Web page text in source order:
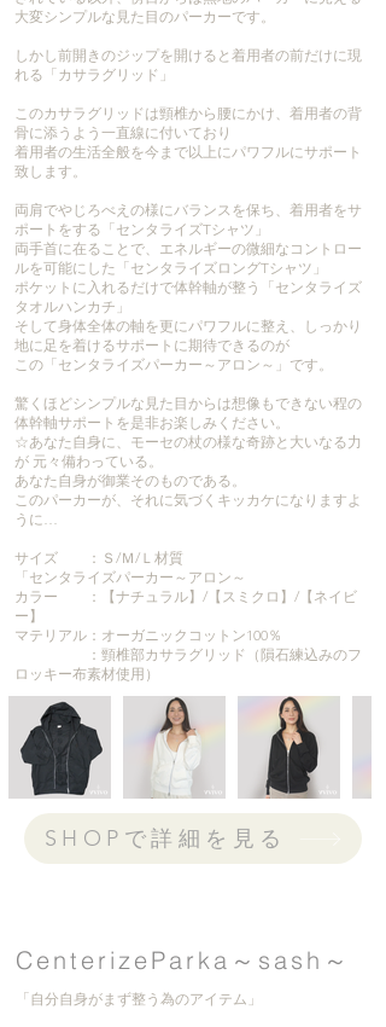
大変シンプルな見た目のパーカーです。
しかし前開きのジップを開けると着用者の前だけに現
れる「カサラグリッド」
このカサラグリッドは頸椎から腰にかけ、着用者の背
骨に添うよう一直線に付いており
着用者の生活全般を今まで以上にパワフルにサポート
致します。
両肩でやじろべえの様にバランスを保ち、着用者をサ
ポートをする「センタライズTシャツ」
両手首に在ることで、エネルギーの微細なコントロー
ルを可能にした「センタライズロングTシャツ」
ポケットに入れるだけで体幹軸が整う「センタライズ
タオルハンカチ」
そして身体全体の軸を更にパワフルに整え、しっかり
地に足を着けるサポートに期待できるのが
この「センタライズパーカー～アロン～」です。
驚くほどシンプルな見た目からは想像もできない程の
体幹軸サポートを是非お楽しみください。
☆あなた自身に、モーセの杖の様な奇跡と大いなる力
が 元々備わっている。
あなた自身が御業そのものである。
このパーカーが、それに気づくキッカケになりますよ
うに…
サイズ ：Ｓ/Ｍ/Ｌ 材質
「センタライズパーカー～アロン～
カラー ：【ナチュラル】/【スミクロ】/【ネイビ
ー】
マテリアル： オーガニックコットン100％
：頸椎部カサラグリッド（隕石練込みのフ
ロッキー布素材使用）
SHOPで詳細を見る
CenterizeParka～sash～
「自分自身がまず整う為のアイテム」